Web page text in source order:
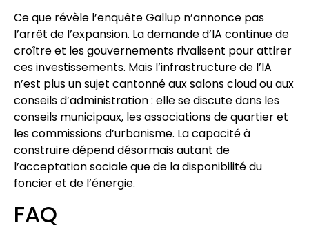
Ce que révèle l’enquête Gallup n’annonce pas
l’arrêt de l’expansion. La demande d’IA continue de
croître et les gouvernements rivalisent pour attirer
ces investissements. Mais l’infrastructure de l’IA
n’est plus un sujet cantonné aux salons cloud ou aux
conseils d’administration : elle se discute dans les
conseils municipaux, les associations de quartier et
les commissions d’urbanisme. La capacité à
construire dépend désormais autant de
l’acceptation sociale que de la disponibilité du
foncier et de l’énergie.
FAQ